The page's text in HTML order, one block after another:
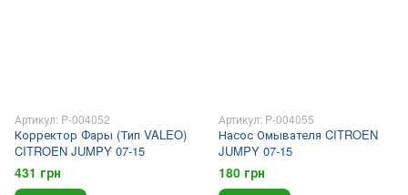
Артикул: P-004052
Корректор Фары (Тип VALEO)
CITROEN JUMPY 07-15
431 грн
Артикул: P-004055
Насос Омывателя CITROEN
JUMPY 07-15
180 грн